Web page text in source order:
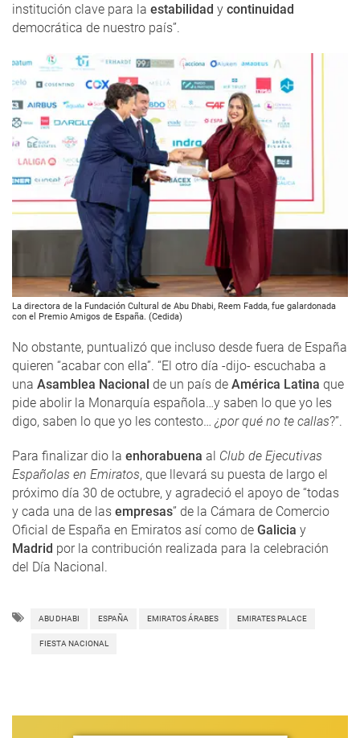
institución clave para la estabilidad y continuidad
democrática de nuestro país”.
La directora de la Fundación Cultural de Abu Dhabi, Reem Fadda, fue galardonada
con el Premio Amigos de España. (Cedida)
No obstante, puntualizó que incluso desde fuera de España
quieren “acabar con ella”. “El otro día -dijo- escuchaba a
una Asamblea Nacional de un país de América Latina que
pide abolir la Monarquía española…y saben lo que yo les
digo, saben lo que yo les contesto… ¿por qué no te callas?”.
Para finalizar dio la enhorabuena al Club de Ejecutivas
Españolas en Emiratos, que llevará su puesta de largo el
próximo día 30 de octubre, y agradeció el apoyo de “todas
y cada una de las empresas” de la Cámara de Comercio
Oficial de España en Emiratos así como de Galicia y
Madrid por la contribución realizada para la celebración
del Día Nacional.
ABU DHABI ESPAÑA EMIRATOS ÁRABES EMIRATES PALACE
FIESTA NACIONAL